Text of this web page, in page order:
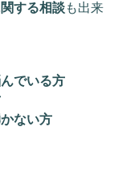
する相談も出来
でいる方
ない方